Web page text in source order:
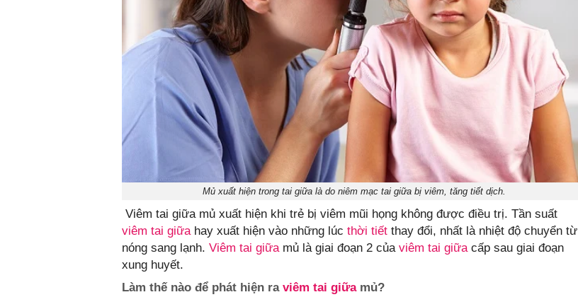
Mủ xuất hiện trong tai giữa là do niêm mạc tai giữa bị viêm, tăng tiết dịch.
Viêm tai giữa mủ xuất hiện khi trẻ bị viêm mũi họng không được điều trị. Tần suất
viêm tai giữa hay xuất hiện vào những lúc thời tiết thay đổi, nhất là nhiệt độ chuyển từ
nóng sang lạnh. Viêm tai giữa mủ là giai đoạn 2 của viêm tai giữa cấp sau giai đoạn
xung huyết.
Làm thế nào để phát hiện ra viêm tai giữamủ?